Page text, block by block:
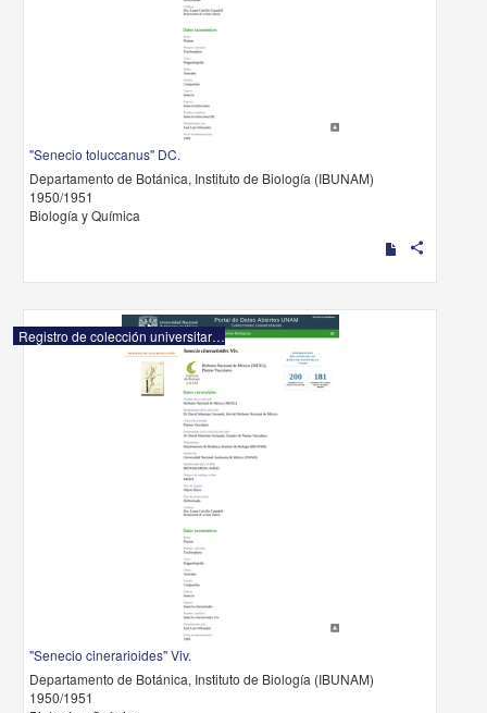
"Senecio toluccanus" DC.
Departamento de Botánica, Instituto de Biología (IBUNAM)
1950/1951
Biología y Química
share
Registro de colección universitaria
"Senecio cinerarioides" Viv.
Departamento de Botánica, Instituto de Biología (IBUNAM)
1950/1951